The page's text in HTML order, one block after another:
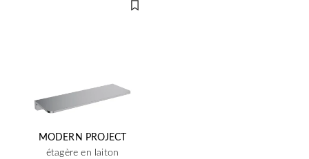
MODERN PROJECT
étagère en laiton